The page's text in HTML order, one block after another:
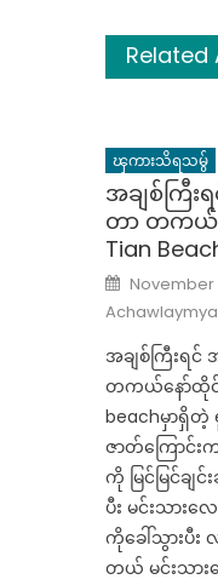
Related
ၾကားသိရသမွ်
အချစ်ကြီ
တာ တကယ်န
Tian
Posted
on
November
အချစ်ကြီးရ
တကယ်နော်ထိုင်း
beachမှာရှိတဲ့
ဇာတ်ကြောင်း
ကို မြင်မြင်ချ
ပီး မင်းသား
ကိုခေါ်သွားပီး
တယ် မင်းသ